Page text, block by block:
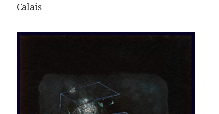
Calais